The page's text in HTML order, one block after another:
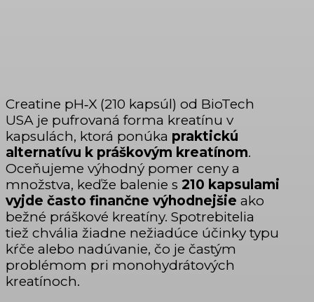
Creatine pH‑X (210 kapsúl) od BioTech
USA je pufrovaná forma kreatínu v
kapsulách, ktorá ponúka praktickú
alternatívu k práškovým kreatínom.
Oceňujeme výhodný pomer ceny a
množstva, keďže balenie s 210 kapsulami
vyjde často finančne výhodnejšie ako
bežné práškové kreatíny. Spotrebitelia
tiež chvália žiadne nežiadúce účinky typu
kŕče alebo nadúvanie, čo je častým
problémom pri monohydrátových
kreatínoch.